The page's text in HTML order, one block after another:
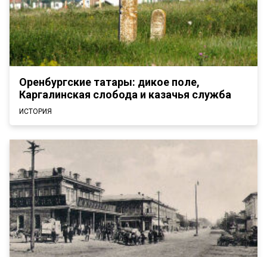
Оренбургские татары: дикое поле,
Каргалинская слобода и казачья служба
ИСТОРИЯ